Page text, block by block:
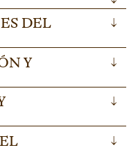
DEL
↓
Y
↓
↓
↓